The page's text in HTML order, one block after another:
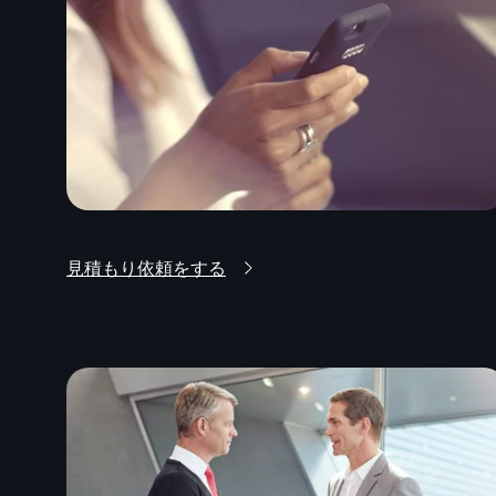
見積もり依頼をする